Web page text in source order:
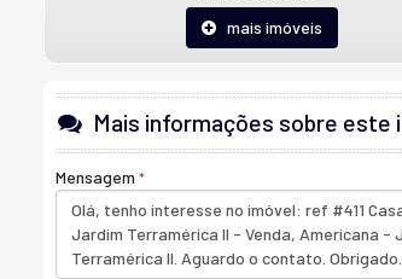
mais imóveis
Mais informações sobre este
Mensagem